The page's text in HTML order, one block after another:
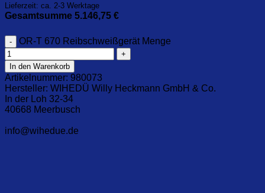
Lieferzeit: ca. 2-3 Werktage
Gesamtsumme 5.146,75 €
OR-T 670 Reibschweißgerät Menge
In den Warenkorb
Artikelnummer: 980073
Hersteller: WIHEDÜ Willy Heckmann GmbH & Co.
In der Loh 32-34
40668 Meerbusch
info@wihedue.de